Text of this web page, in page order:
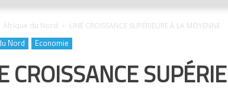
Afrique du Nord UNE CROISSANCE SUPÉRIEURE À LA MOYENNE
Nord Economie
CROISSANCE